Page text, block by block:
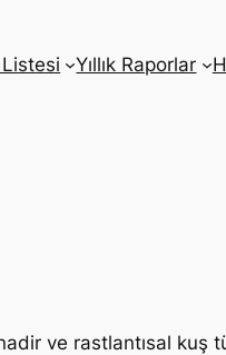
Yıllık Raporlar
ve rastlantısal kuş